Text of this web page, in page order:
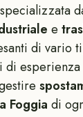
e
di vario
di
Foggia di